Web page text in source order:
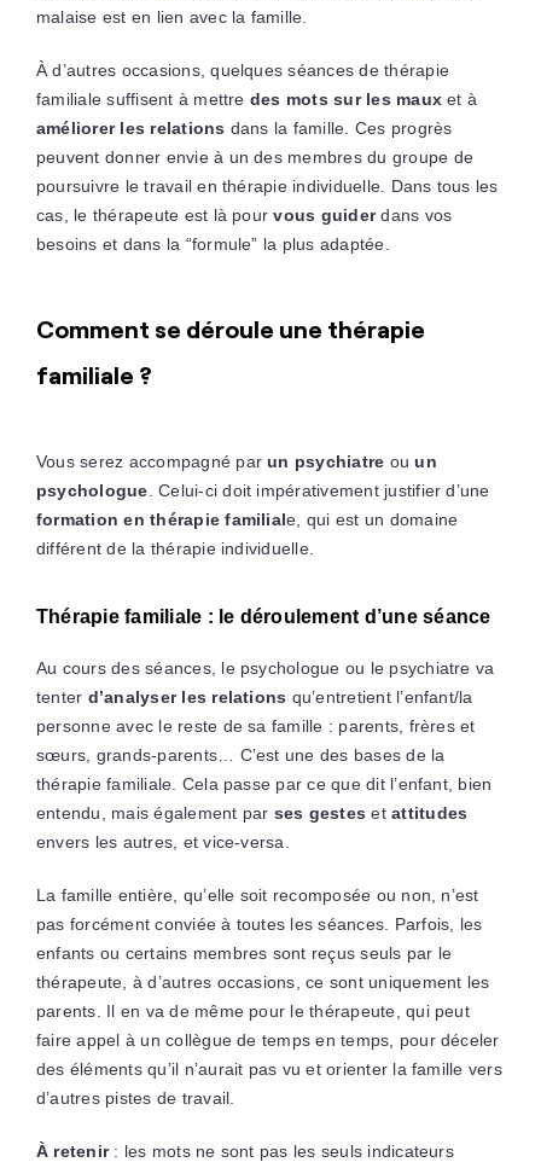
malaise est en lien avec la famille.
À d’autres occasions, quelques séances de thérapie
familiale suffisent à mettre des mots sur les maux et à
améliorer les relations dans la famille. Ces progrès
peuvent donner envie à un des membres du groupe de
poursuivre le travail en thérapie individuelle. Dans tous les
cas, le thérapeute est là pourvous guiderdans vos
besoins et dans la “formule” la plus adaptée.
Comment se déroule une thérapie
familiale ?
Vous serez accompagné parun psychiatre ouun
psychologue . Celui-ci doit impérativement justifier d’une
formation en thérapie familiale, qui est un domaine
différent de la thérapie individuelle.
Thérapie familiale : le déroulement d’une séance
Au cours des séances, le psychologue ou le psychiatre va
tenter d’analyser les relations qu’entretient l’enfant/la
personne avec le reste de sa famille : parents, frères et
sœurs, grands-parents… C’est une des bases de la
thérapie familiale. Cela passe par ce que dit l’enfant, bien
entendu, mais également par ses gestes etattitudes
envers les autres, et vice-versa.
La famille entière, qu’elle soit recomposée ou non, n’est
pas forcément conviée à toutes les séances. Parfois, les
enfants ou certains membres sont reçus seuls par le
thérapeute, à d’autres occasions, ce sont uniquement les
parents. Il en va de même pour le thérapeute, qui peut
faire appel à un collègue de temps en temps, pour déceler
des éléments qu’il n’aurait pas vu et orienter la famille vers
d’autres pistes de travail.
À retenir: les mots ne sont pas les seuls indicateurs